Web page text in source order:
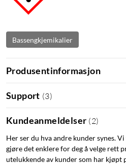
Bassengkjemikalier
Produsentinformasjon
Support (3)
Kundeanmeldelser (2)
Her ser du hva andre kunder synes.
gjøre det enklere for deg å velge rett
utelukkende av kunder som har kjøpt